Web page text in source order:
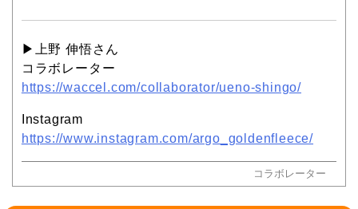
▶︎上野 伸悟さん
コラボレーター
https://waccel.com/collaborator/ueno-shingo/
Instagram
https://www.instagram.com/argo_goldenfleece/
コラボレーター